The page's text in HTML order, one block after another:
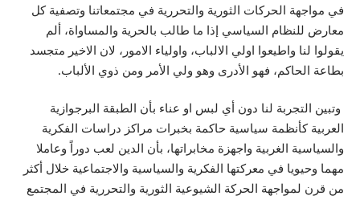
في مواجهة الحركات الثورية والتحررية في مجتمعاتنا وتصفية كل
معارض للنظام السياسي إذا ما طالب بالحرية والمساواة، ألم
يقولوا لنا واطيعوا اولي الالباب، واولياء الامور، لان الاخير متجسد
بطاعة الحاكم، فهو الأدرى وهو ولي الأمر ومن ذوي الألباب.
وتبين التجربة لنا دون أي لبس او عناء بأن الطبقة البرجوازية
العربية كأنظمة سياسية حاكمة بخبرات مراكز دراسات الفكرية
والسياسية الغربية واجهزة مخابراتها، بأن الدين لعب دوراً وعاملا
مهما وحيويا في معركتها الفكرية والسياسية والاجتماعية خلال أكثر
من قرن لمواجهة الحركة الشيوعية الثورية والتحررية في المجتمع